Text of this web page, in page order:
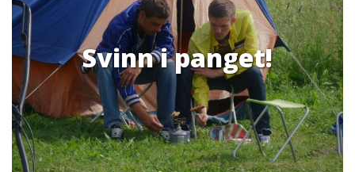
Svinn i panget!